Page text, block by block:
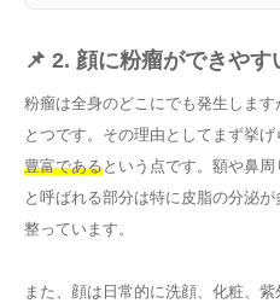
📌 2. 顔に粉瘤ができやす
粉瘤は全身のどこにでも発生しま
とつです。その理由としてまず挙げ
豊富であるという点です。額や鼻
と呼ばれる部分は特に皮脂の分泌
整っています。
また、顔は日常的に洗顔、化粧、紫